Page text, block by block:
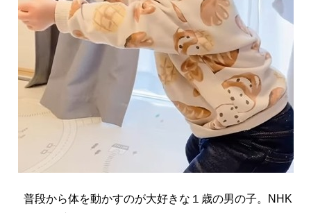
普段から体を動かすのが大好きな１歳の男の子。NHK